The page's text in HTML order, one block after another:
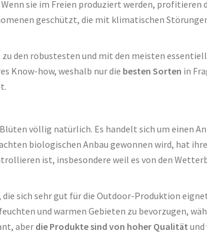
sie im Freien produziert werden, profitieren
geschützt, die mit klimatischen
den robustesten und mit den meisten
Know-how, weshalb nur die besten Sorten in
völlig natürlich. Es handelt sich um einen
biologischen Anbau gewonnen wird, hat
ist, insbesondere weil es von den
sich sehr gut für die Outdoor-Produktion
und warmen Gebieten zu bevorzugen,
aber die Produkte sind von hoher Qualität